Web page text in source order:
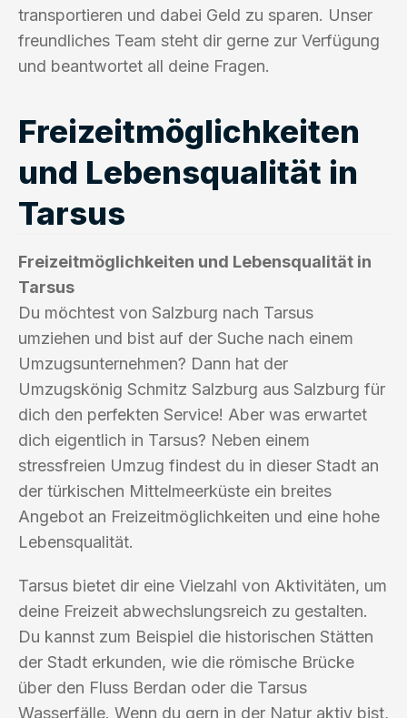
transportieren und dabei Geld zu sparen. Unser
freundliches Team steht dir gerne zur Verfügung
und beantwortet all deine Fragen.
Freizeitmöglichkeiten
und Lebensqualität in
Tarsus
Freizeitmöglichkeiten und Lebensqualität in
Tarsus
Du möchtest von Salzburg nach Tarsus
umziehen und bist auf der Suche nach einem
Umzugsunternehmen? Dann hat der
Umzugskönig Schmitz Salzburg aus Salzburg für
dich den perfekten Service! Aber was erwartet
dich eigentlich in Tarsus? Neben einem
stressfreien Umzug findest du in dieser Stadt an
der türkischen Mittelmeerküste ein breites
Angebot an Freizeitmöglichkeiten und eine hohe
Lebensqualität.
Tarsus bietet dir eine Vielzahl von Aktivitäten, um
deine Freizeit abwechslungsreich zu gestalten.
Du kannst zum Beispiel die historischen Stätten
der Stadt erkunden, wie die römische Brücke
über den Fluss Berdan oder die Tarsus
Wasserfälle. Wenn du gern in der Natur aktiv bist,